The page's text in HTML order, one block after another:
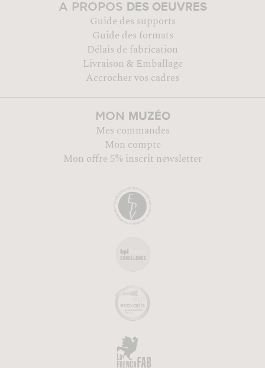
A PROPOS DES OEUVRES
Guide des supports
Guide des formats
Délais de fabrication
Livraison & Emballage
Accrocher vos cadres
MON MUZÉO
Mes commandes
Mon compte
Mon offre 5% inscrit newsletter